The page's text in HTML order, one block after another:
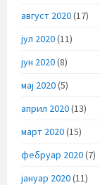
август 2020(17)
јул 2020(11)
јун 2020(8)
мај 2020(5)
април 2020(13)
март 2020(15)
фебруар 2020(7)
јануар 2020(11)